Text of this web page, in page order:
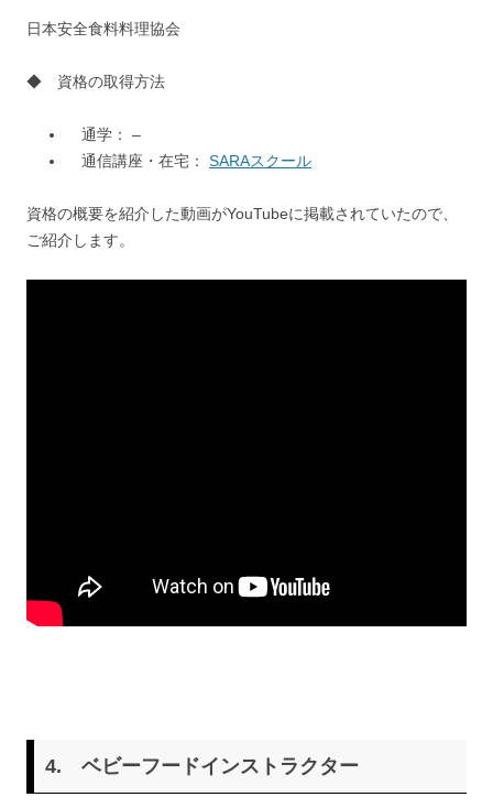
日本安全食料料理協会
◆ 資格の取得方法
通学： –
通信講座・在宅： SARAスクール
資格の概要を紹介した動画がYouTubeに掲載されていたので、
ご紹介します。
4. ベビーフードインストラクター